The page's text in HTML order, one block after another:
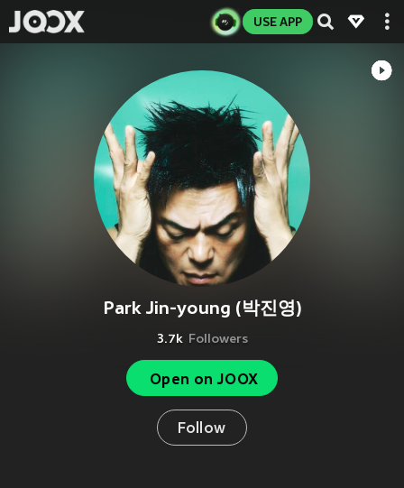
USE APP
Park Jin-young (박진영)
3.7k Followers
Open on JOOX
Follow